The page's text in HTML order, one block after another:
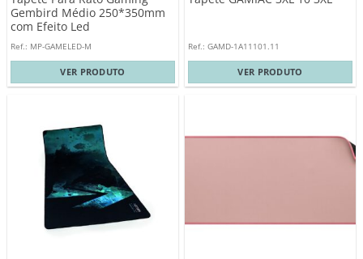
Gembird Médio 250*350mm
com Efeito Led
Ref.: MP-GAMELED-M
VER PRODUTO
Ref.: GAMD-1A11101.11
VER PRODUTO